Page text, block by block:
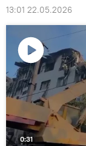
13:01 22.05.2026
Видеони
кўриш
0:31